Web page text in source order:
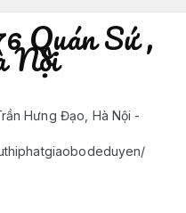
Quán Sứ ,
Nội
Hưng Đạo, Hà Nội -